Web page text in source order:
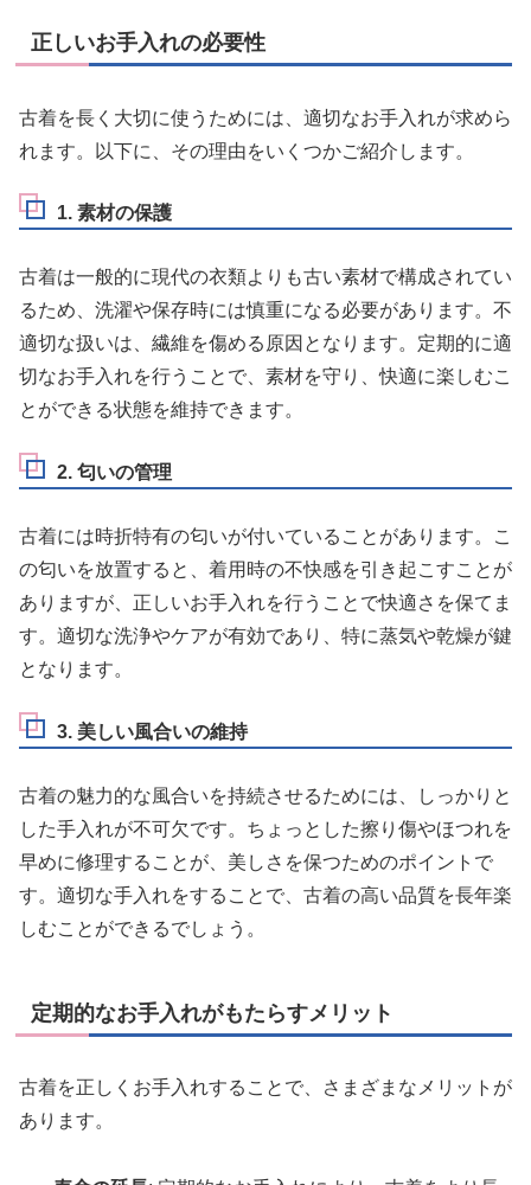
正しいお手入れの必要性
古着を長く大切に使うためには、適切なお手入れが求めら
れます。以下に、その理由をいくつかご紹介します。
1. 素材の保護
古着は一般的に現代の衣類よりも古い素材で構成されてい
るため、洗濯や保存時には慎重になる必要があります。不
適切な扱いは、繊維を傷める原因となります。定期的に適
切なお手入れを行うことで、素材を守り、快適に楽しむこ
とができる状態を維持できます。
2. 匂いの管理
古着には時折特有の匂いが付いていることがあります。こ
の匂いを放置すると、着用時の不快感を引き起こすことが
ありますが、正しいお手入れを行うことで快適さを保てま
す。適切な洗浄やケアが有効であり、特に蒸気や乾燥が鍵
となります。
3. 美しい風合いの維持
古着の魅力的な風合いを持続させるためには、しっかりと
した手入れが不可欠です。ちょっとした擦り傷やほつれを
早めに修理することが、美しさを保つためのポイントで
す。適切な手入れをすることで、古着の高い品質を長年楽
しむことができるでしょう。
定期的なお手入れがもたらすメリット
古着を正しくお手入れすることで、さまざまなメリットが
あります。